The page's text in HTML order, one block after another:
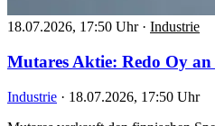
18.07.2026, 17:50 Uhr · Industrie
Mutares Aktie: Redo Oy
Industrie · 18.07.2026, 17:50 Uhr